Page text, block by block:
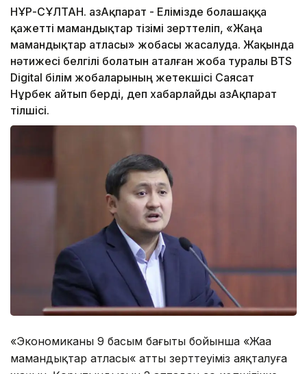
НҰР-СҰЛТАН. ҚазАқпарат - Елімізде болашаққа
қажетті мамандықтар тізімі зерттеліп, «Жаңа
мамандықтар атласы» жобасы жасалуда. Жақында
нәтижесі белгілі болатын аталған жоба туралы BTS
Digital білім жобаларының жетекшісі Саясат
Нұрбек айтып берді, деп хабарлайды ҚазАқпарат
тілшісі.
«Экономиканың 9 басым бағыты бойынша «Жаңа
мамандықтар атласы« атты зерттеуіміз аяқталуға